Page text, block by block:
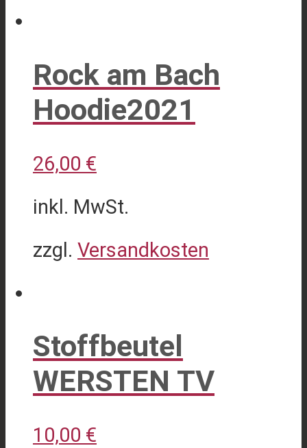
weist
mehrere
Varianten
Die
können
der
Rock am Bach
Hoodie2021
26,00 €
inkl. MwSt.
zzgl. Versandkosten
weist
mehrere
Varianten
Die
Stoffbeutel
WERSTEN TV
10,00 €